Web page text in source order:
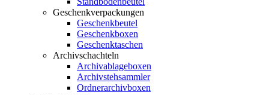
Geschenkverpackungen
Geschenkbeutel
Geschenkboxen
Geschenktaschen
Archivschachteln
Archivablageboxen
Archivstehsammler
Ordnerarchivboxen